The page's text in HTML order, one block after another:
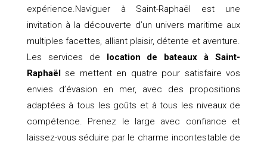
expérience.Naviguer à Saint-Raphaël est une
invitation à la découverte d’un univers maritime aux
multiples facettes, alliant plaisir, détente et aventure.
Les services de location de bateaux à Saint-
Raphaëlse mettent en quatre pour satisfaire vos
envies d’évasion en mer, avec des propositions
adaptées à tous les goûts et à tous les niveaux de
compétence. Prenez le large avec confiance et
laissez-vous séduire par le charme incontestable de